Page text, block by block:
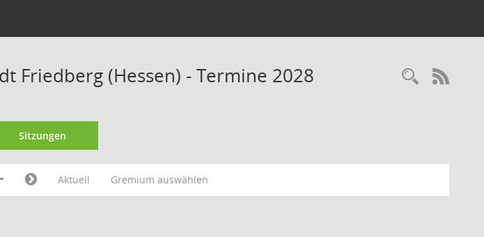
Friedberg (Hessen) - Termine 2028
Sitzungen
Aktuell Gremium auswählen